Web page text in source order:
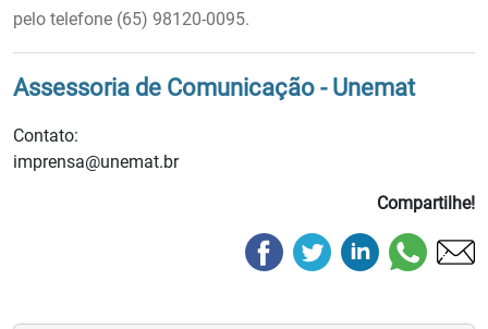
pelo telefone (65) 98120-0095.
Assessoria de Comunicação - Unemat
Contato:
imprensa@unemat.br
Compartilhe!